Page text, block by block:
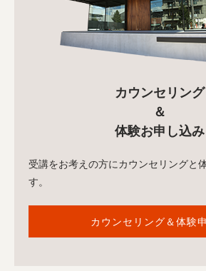
カウンセリング
＆
体験お申し込み
受講をお考えの方にカウンセリングと
す。
カウンセリング＆体験